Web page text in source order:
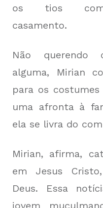
os tios
casamento.
Não querendo
alguma, Mirian
para os
uma afronta à
ela se livra do
Mirian, afirma,
em Jesus
Deus. Essa
jovem